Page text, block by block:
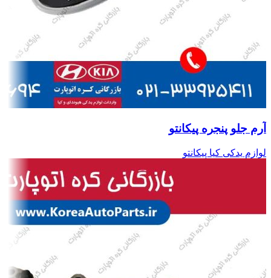
آرم جلو پنجره پیکانتو
لوازم یدکی کیا پیکانتو